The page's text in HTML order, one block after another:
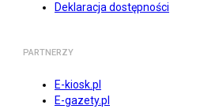
Deklaracja dostępności
PARTNERZY
E-kiosk.pl
E-gazety.pl